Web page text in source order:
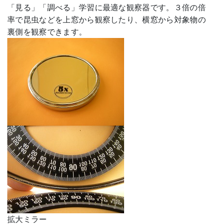
「見る」「調べる」学習に最適な観察器です。３倍の倍
率で昆虫などを上窓から観察したり、横窓から対象物の
裏側を観察できます。
拡大ミラー